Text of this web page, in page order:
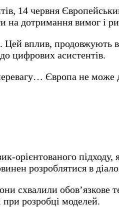
14 червня
дотримання вимог і
вплив, продовжують
цифрових асистентів.
Європа не може
підходу,
розроблятися в
схвалили обов’язкове
при розробці моделей.